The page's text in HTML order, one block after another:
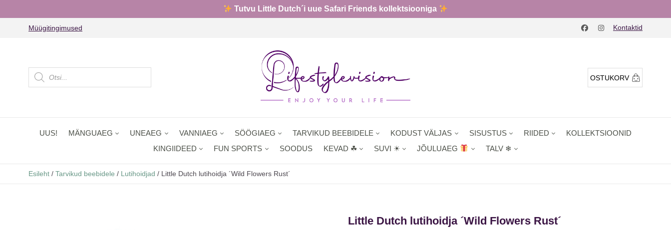
Tutvu Little Dutch´i uue Safari Friends kollektsiooniga
Müügitingimused Kontaktid
Products
search
OSTUKORV
UUS! MÄNGUAEG UNEAEG VANNIAEG SÖÖGIAEG TARVIKUD BEEBIDELE KODUST VÄLJAS SISUSTUS RIIDED
KOLLEKTSIOONID
KINGIIDEED
FUN SPORTS SOODUS KEVAD ☘ SUVI ☀ JÕULUAEG TALV ❄
Esileht / Tarvikud beebidele / Lutihoidjad / Little Dutch lutihoidja ´Wild Flowers Rust´
Little Dutch lutihoidja ´Wild Flowers Rust´